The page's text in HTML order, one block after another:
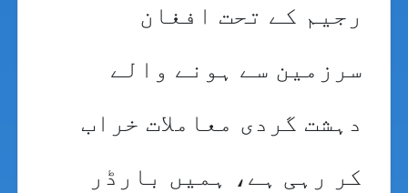
رجیم کے تحت افغان
سرزمین سے ہونے والے
دہشت گردی معاملات خراب
کر رہی ہے، ہمیں بارڈر